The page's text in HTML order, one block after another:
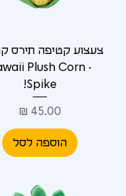
צעצוע קטיפה תירס
Plush Corn -
Spike!
מחיר
הוספה לסל